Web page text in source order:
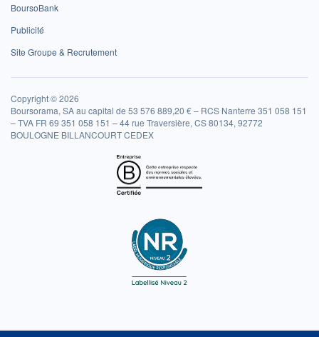
BoursoBank
Publicité
Site Groupe & Recrutement
Copyright © 2026
Boursorama, SA au capital de 53 576 889,20 € – RCS Nanterre 351 058 151
– TVA FR 69 351 058 151 – 44 rue Traversière, CS 80134, 92772
BOULOGNE BILLANCOURT CEDEX